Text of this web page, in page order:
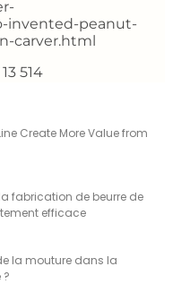
invented-peanut-
carver.html
13 514
Create More Value from
fabrication de beurre de
efficace
la mouture dans la